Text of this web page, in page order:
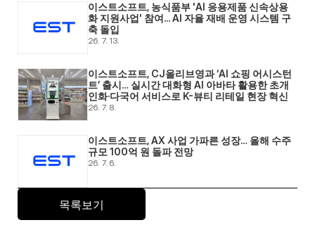
이스트소프트, 농식품부 'AI 응용제품 신속상용
화 지원사업' 참여... AI 자율 재배 운영 시스템 구
축 돌입
26. 7. 13.
이스트소프트, CJ올리브영과 ‘AI 쇼핑 어시스턴
트’ 출시… 실시간 대화형 AI 아바타 활용한 초개
인화·다국어 서비스로 K-뷰티 리테일 현장 혁신
26. 7. 8.
이스트소프트, AX 사업 가파른 성장… 올해 수주
규모 100억 원 돌파 전망
26. 7. 6.
목록보기